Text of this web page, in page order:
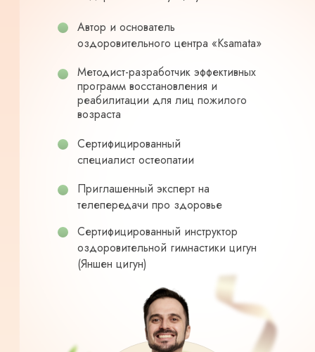
Автор и основатель
оздоровительного центра «Ksamata»
Сертифицированный инструктор
оздоровительной гимнастики цигун
(Яншен цигун)
Методист-разработчик эффективных
программ восстановления и
реабилитации для лиц пожилого
возраста
Приглашенный эксперт на
телепередачи про здоровье
Сертифицированный
специалист остеопатии